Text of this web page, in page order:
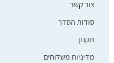
צור קשר
סודות הסדר
תקנון
מדיניות משלוחים